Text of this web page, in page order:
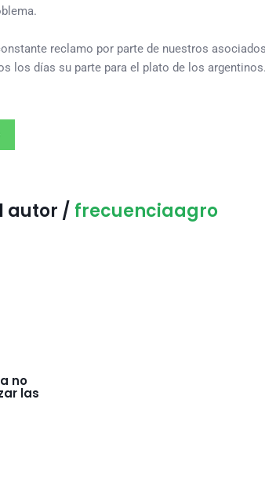
reclamo por parte de nuestros
los días su parte para el plato de los argentinos.
autor / frecuenciaagro
no
las